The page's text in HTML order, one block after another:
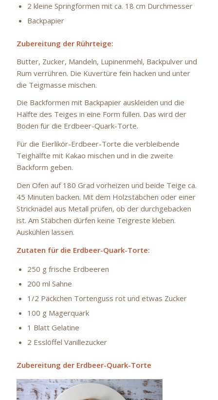
2 kleine Springformen mit ca. 18 cm Durchmesser
Backpapier
Zubereitung der Rührteige:
Butter, Zucker, Mandeln, Lupinenmehl, Backpulver und
Rum verrühren. Die Kuvertüre fein hacken und unter
die Teigmasse mischen.
Die Backformen mit Backpapier auskleiden und die
Hälfte des Teiges in eine Form füllen. Das wird der
Boden für die Erdbeer-Quark-Torte.
Für die Eierlikör-Erdbeer-Torte die verbleibende
Teighälfte mit Kakao mischen und in die zweite
Backform geben.
Den Ofen auf 180 Grad vorheizen und beide Teige ca.
45 Minuten backen. Mit dem Holzstäbchen oder einer
Stricknadel aus Metall prüfen, ob der durchgebacken
ist. Am Stäbchen dürfen keine Teigreste kleben.
Auskühlen lassen.
Zutaten für die Erdbeer-Quark-Torte:
250 g frische Erdbeeren
200 ml Sahne
1/2 Päckchen Tortenguss rot und etwas Zucker
100 g Magerquark
1 Blatt Gelatine
2 Esslöffel Vanillezucker
Zubereitung der Erdbeer-Quark-Torte